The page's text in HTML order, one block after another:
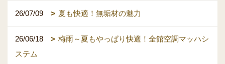
26/07/09 夏も快適！無垢材の魅力
26/06/18
梅雨～夏もやっぱり快適！全館空調マッハシ
ステム